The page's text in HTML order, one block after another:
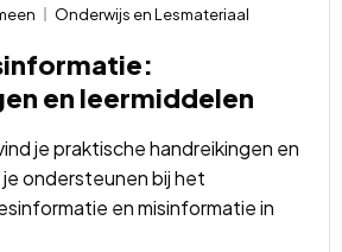
Onderwijs en Lesmateriaal
en leermiddelen
je praktische handreikingen en
ondersteunen bij het
en misinformatie in